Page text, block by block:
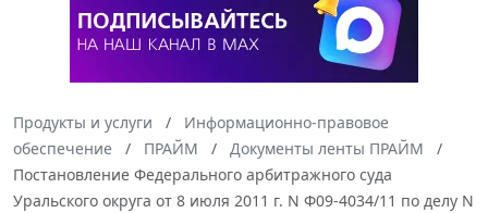
Продукты и услуги
Информационно-правовое
обеспечение
ПРАЙМ
Документы ленты ПРАЙМ
Постановление Федерального арбитражного суда
Уральского округа от 8 июля 2011 г. N Ф09-4034/11 по делу N